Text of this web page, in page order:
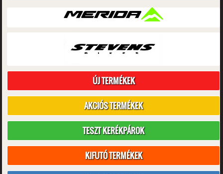
ÚJ TERMÉKEK
AKCIÓS TERMÉKEK
TESZT KERÉKPÁROK
KIFUTÓ TERMÉKEK